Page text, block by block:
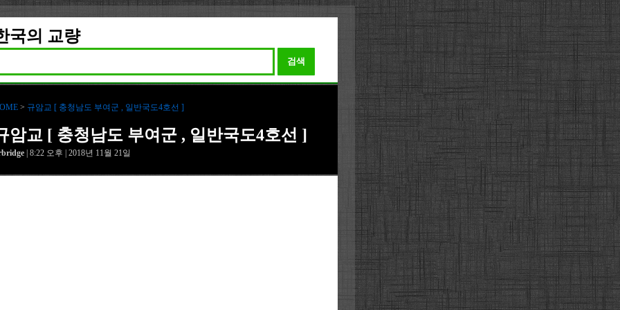
국의 교량
검색
> 규암교 [ 충청남도 부여군 , 일반국도4호선 ]
암교 [ 충청남도 부여군 , 일반국도4호선 ]
| 8:22 오후 | 2018년 11월 21일